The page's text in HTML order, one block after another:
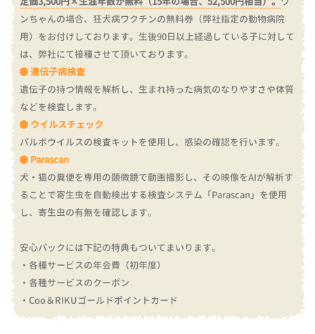
ンちゃんの場合、狂犬病ワクチンの無料券（弊社指定の動物病院
用）をお付けしております。 生後90日以上経過している子に対して
は、弊社にて接種させて頂いております。
遺伝子病検査
遺伝子の持つ情報を解析し、生まれ持った病気のなりやすさや体質
などを検査します。
ウイルスチェック
パルボウイルスの検査キットを使用し、感染の確認を行います。
Parascan
犬・猫の糞便を専用の顕微鏡で動画撮影し、その映像をAIが解析す
ることで寄生虫を自動検出する検査システム「Parascan」を使用
し、寄生虫の有無を確認します。
安心パックには下記の特典もついてまいります。
・各種サービスの年会費（初年度）
・各種サービスのクーポン
・Coo＆RIKUゴールドポイントカード